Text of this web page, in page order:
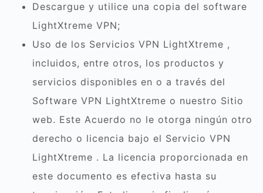
Descargue y utilice una copia del software
LightXtreme VPN;
Uso de los Servicios VPN LightXtreme ,
incluidos, entre otros, los productos y
servicios disponibles en o a través del
Software VPN LightXtreme o nuestro Sitio
web. Este Acuerdo no le otorga ningún otro
derecho o licencia bajo el Servicio VPN
LightXtreme . La licencia proporcionada en
este documento es efectiva hasta su